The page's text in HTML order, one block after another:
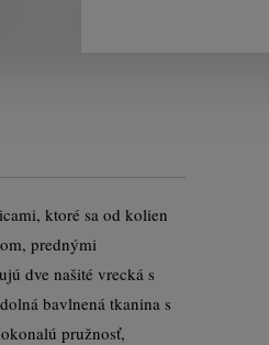
ktoré sa od kolien
prednými
dve našité vrecká s
bavlnená tkanina s
pružnosť,